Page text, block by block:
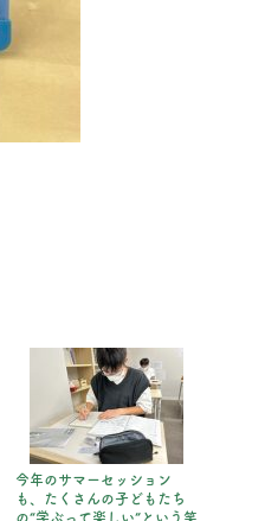
今年のサマーセッション
も、たくさんの子どもたち
の“学ぶって楽しい”という笑